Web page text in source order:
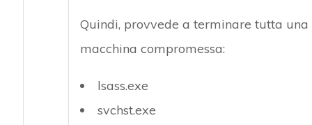
Quindi, provvede a terminare tutta
macchina compromessa:
lsass.exe
svchst.exe